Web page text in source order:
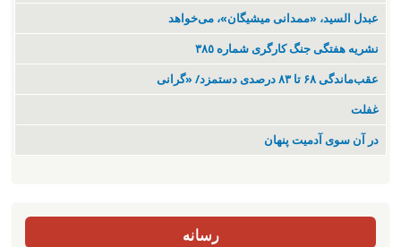
عبدل السید، «ممدانی میشیگان»، می‌خواهد
نشریە هفتگی جنگ کارگری شمارە ٣٨٥
عقب‌ماندگی ۶۸ تا ۸۳ درصدی دستمزد/ «گرانی
غفلت
در آن سوی آدمیت پنهان
رسانه